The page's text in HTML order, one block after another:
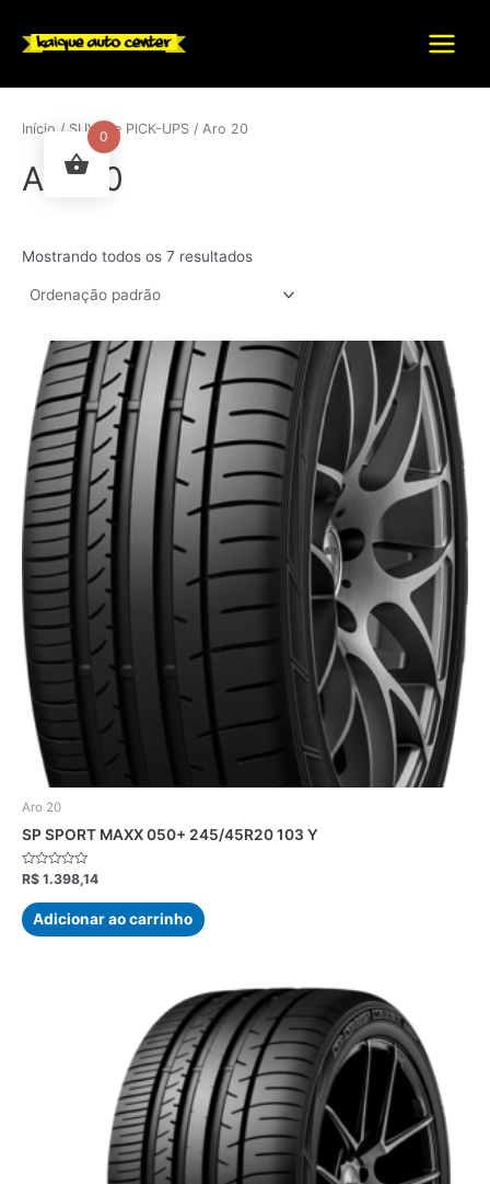
para
Main
Início / SUV'S e PICK-UPS / Aro 20
Aro 20
Mostrando todos os 7 resultados
Aro 20
SP SPORT MAXX 050+ 245/45R20 103 Y
Avaliação
de
5
R$ 1.398,14
Adicionar ao carrinho
0